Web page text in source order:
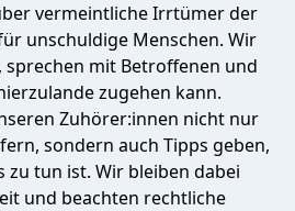
vermeintliche Irrtümer der
unschuldige Menschen. Wir
sprechen mit Betroffenen und
zugehen kann.
Zuhörer:innen nicht nur
sondern auch Tipps geben,
zu tun ist. Wir bleiben dabei
und beachten rechtliche